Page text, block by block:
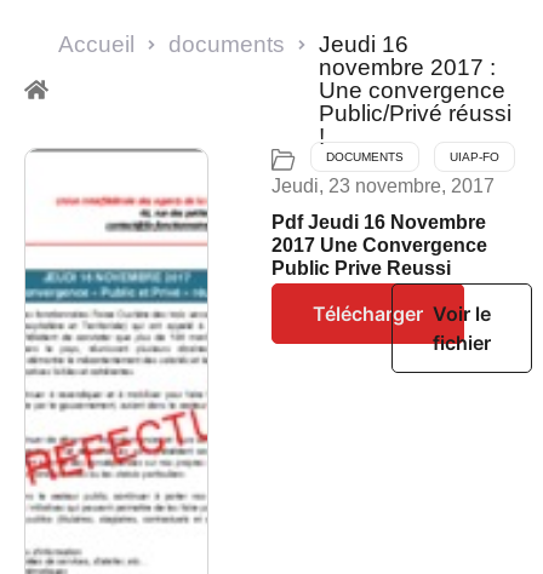
Accueil documents
Jeudi 16
novembre 2017 :
Une convergence
Public/Privé réussi
!
DOCUMENTS UIAP-FO
Jeudi, 23 novembre, 2017
Pdf Jeudi 16 Novembre
2017 Une Convergence
Public Prive Reussi
Télécharger Voir le
fichier